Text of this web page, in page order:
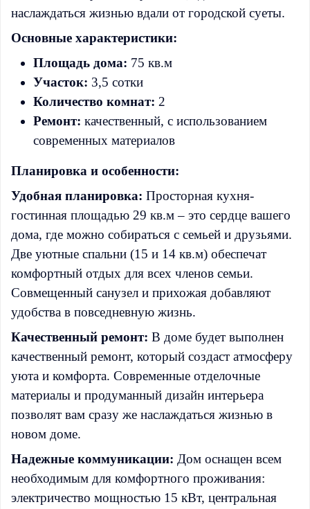
наслаждаться жизнью вдали от городской суеты.
Основные характеристики:
Площадь дома: 75 кв.м
Участок: 3,5 сотки
Количество комнат: 2
Ремонт: качественный, с использованием
современных материалов
Планировка и особенности:
Удобная планировка: Просторная кухня-
гостинная площадью 29 кв.м – это сердце вашего
дома, где можно собираться с семьей и друзьями.
Две уютные спальни (15 и 14 кв.м) обеспечат
комфортный отдых для всех членов семьи.
Совмещенный санузел и прихожая добавляют
удобства в повседневную жизнь.
Качественный ремонт: В доме будет выполнен
качественный ремонт, который создаст атмосферу
уюта и комфорта. Современные отделочные
материалы и продуманный дизайн интерьера
позволят вам сразу же наслаждаться жизнью в
новом доме.
Надежные коммуникации: Дом оснащен всем
необходимым для комфортного проживания:
электричество мощностью 15 кВт, центральная